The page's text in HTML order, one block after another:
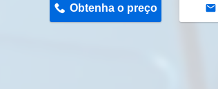
Obtenha o preço